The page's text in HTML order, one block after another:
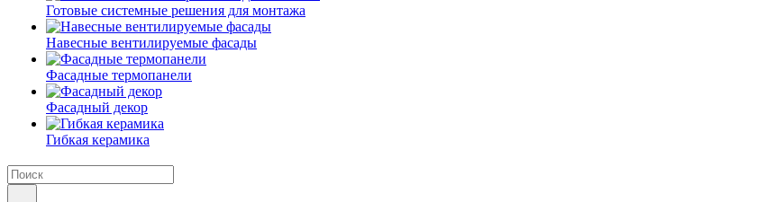
Готовые системные решения для монтажа
Навесные вентилируемые фасады
Фасадные термопанели
Фасадный декор
Гибкая керамика